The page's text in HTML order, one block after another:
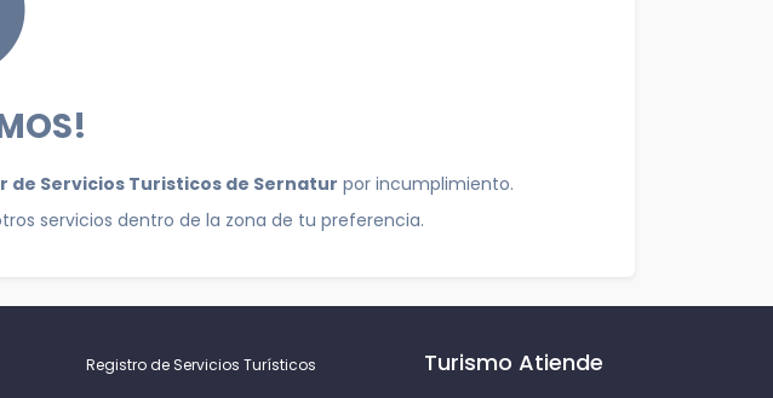
de Servicios Turisticos de Sernatur por incumplimiento.
servicios dentro de la zona de tu preferencia.
Registro de Servicios Turísticos Turismo Atiende